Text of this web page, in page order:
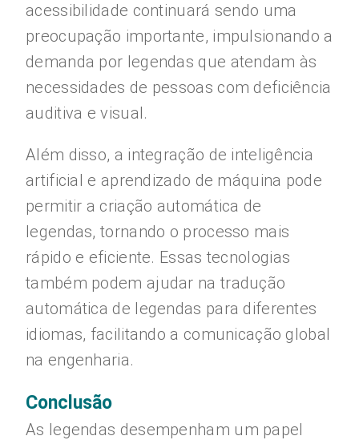
acessibilidade continuará sendo uma
preocupação importante, impulsionando a
demanda por legendas que atendam às
necessidades de pessoas com deficiência
auditiva e visual.
Além disso, a integração de inteligência
artificial e aprendizado de máquina pode
permitir a criação automática de
legendas, tornando o processo mais
rápido e eficiente. Essas tecnologias
também podem ajudar na tradução
automática de legendas para diferentes
idiomas, facilitando a comunicação global
na engenharia.
Conclusão
As legendas desempenham um papel